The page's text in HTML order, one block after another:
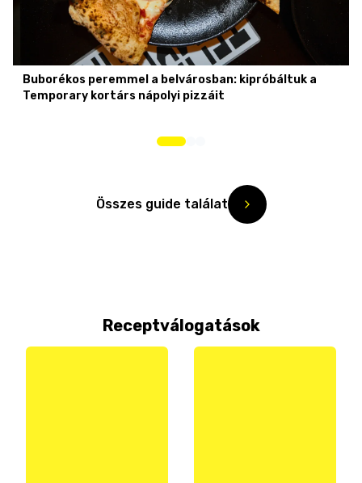
Buborékos peremmel a belvárosban: kipróbáltuk a
Temporary kortárs nápolyi pizzáit
Összes guide találat
Receptválogatások